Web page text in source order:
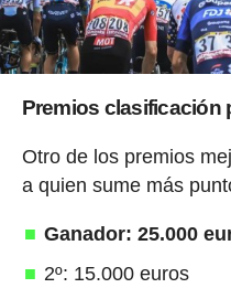
Premios clasificación
Otro de los premios
a quien sume más
Ganador: 25.000
2º: 15.000 euros